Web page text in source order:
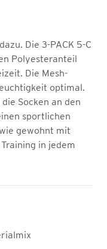
Die 3-PACK 5-C
Polyesteranteil
Die Mesh-
optimal.
Socken an den
sportlichen
gewohnt mit
in jedem